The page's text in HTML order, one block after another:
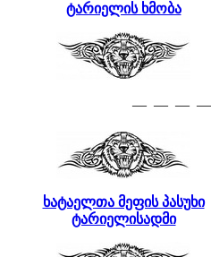
ტარიელის ხმობა
— — —
ხატაელთა მეფის პასუხი
ტარიელისადმი